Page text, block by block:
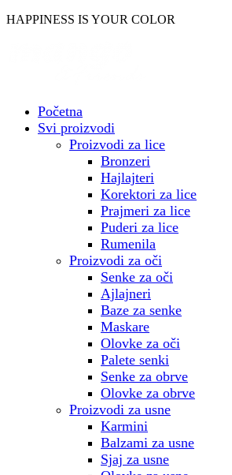
Skočite
HAPPINESS IS YOUR COLOR
Početna
Svi proizvodi
Proizvodi za lice
Bronzeri
Hajlajteri
Korektori za lice
Prajmeri za lice
Puderi za lice
Rumenila
Proizvodi za oči
Senke za oči
Ajlajneri
Baze za senke
Maskare
Olovke za oči
Palete senki
Senke za obrve
Olovke za obrve
Proizvodi za usne
Karmini
Balzami za usne
Sjaj za usne